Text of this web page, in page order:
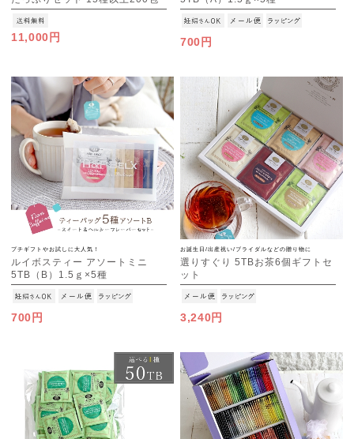
入り 200TB
11,000円
[M便 1/4]
700円
プチギフトやお試しに大人気！
ルイボスティー アソートミニ
5TB（B）1.5ｇ×5種
[M便 1/4]
700円
お誕生日/出産祝い/ブライダルなどの贈り物に
選りすぐり 5TBお茶6個ギフトセ
ット
[M便 1/1]
3,240円